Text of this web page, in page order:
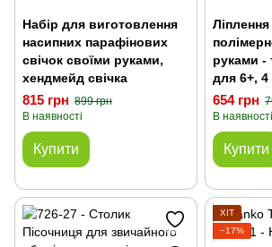
Набір для виготовлення
насипних парафінових
свічок своїми руками,
хендмейд свічка
815 грн 899 грн
В наявності
Купити
руками -
для 6+, 4
654 грн
В наявності
Купити
ХІТ
−17%